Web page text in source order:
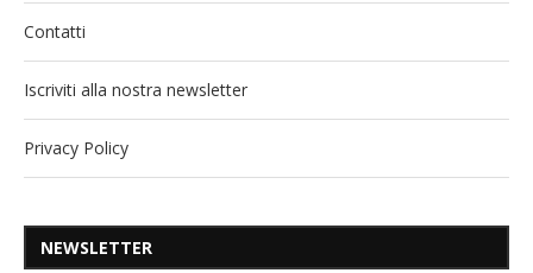
Contatti
Iscriviti alla nostra newsletter
Privacy Policy
NEWSLETTER